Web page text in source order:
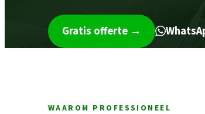
Gratis offerte →
WAAROM PROFESSIONEEL